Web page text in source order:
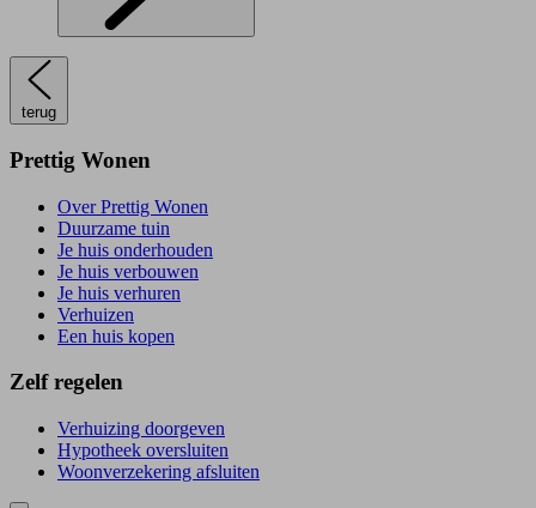
terug
Prettig Wonen
Over Prettig Wonen
Duurzame tuin
Je huis onderhouden
Je huis verbouwen
Je huis verhuren
Verhuizen
Een huis kopen
Zelf regelen
Verhuizing doorgeven
Hypotheek oversluiten
Woonverzekering afsluiten